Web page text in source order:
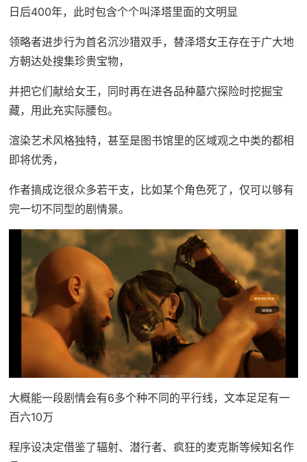
日后400年，此时包含个个叫泽塔里面的文明显
领略者进步行为首名沉沙猎双手，替泽塔女王存在于广大地
方朝达处搜集珍贵宝物，
并把它们献给女王，同时再在进各品种墓穴探险时挖掘宝
藏，用此充实际腰包。
渲染艺术风格独特，甚至是图书馆里的区域观之中类的都相
即将优秀，
作者搞成讫很众多若干支，比如某个角色死了，仅可以够有
完一切不同型的剧情景。
大概能一段剧情会有6多个种不同的平行线，文本足足有一
百六10万
程序设决定借鉴了辐射、潜行者、疯狂的麦克斯等候知名作